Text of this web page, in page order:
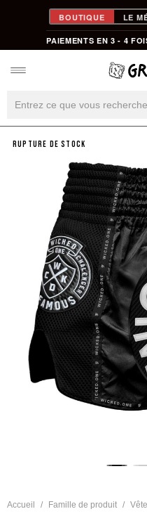
BOUTIQUE LE
PAIEMENTS EN 3 - 4
RUPTURE DE STOCK
Accueil Famille de produit